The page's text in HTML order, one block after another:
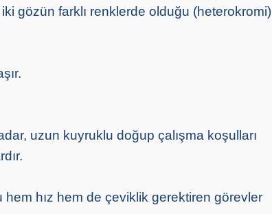
gözün farklı renklerde olduğu (heterokromi)
uzun kuyruklu doğup çalışma koşulları
hem hız hem de çeviklik gerektiren görevler